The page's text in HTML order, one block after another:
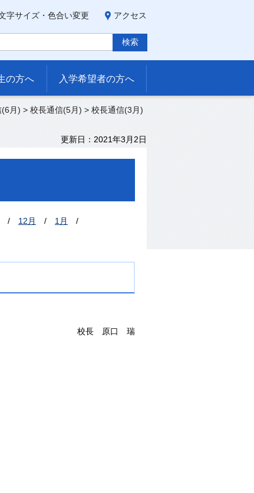
字サイズ・色合い変更 アクセス
の方へ 入学希望者の方へ
(6月)>校長通信(5月)>校長通信(3月)
更新日：2021年3月2日
/ 12月 / 1月
/
校長 原口 瑞